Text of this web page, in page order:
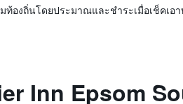
องถิ่นโดยประมาณและชำระเมื่อเช็คเอ
Inn Epsom